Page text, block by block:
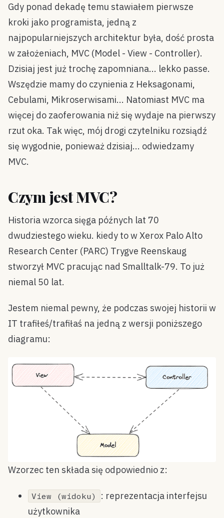
Gdy ponad dekadę temu stawiałem pierwsze
kroki jako programista, jedną z
najpopularniejszych architektur była, dość prosta
w założeniach, MVC (Model - View - Controller).
Dzisiaj jest już trochę zapomniana... lekko passe.
Wszędzie mamy do czynienia z Heksagonami,
Cebulami, Mikroserwisami... Natomiast MVC ma
więcej do zaoferowania niż się wydaje na pierwszy
rzut oka. Tak więc, mój drogi czytelniku rozsiądź
się wygodnie, ponieważ dzisiaj... odwiedzamy
MVC.
Czym jest MVC?
Historia wzorca sięga późnych lat 70
dwudziestego wieku. kiedy to w Xerox Palo Alto
Research Center (PARC) Trygve Reenskaug
stworzył MVC pracując nad Smalltalk-79. To już
niemal 50 lat.
Jestem niemal pewny, że podczas swojej historii w
IT trafiłeś/trafiłaś na jedną z wersji poniższego
diagramu:
Wzorzec ten składa się odpowiednio z:
View (widoku)
: reprezentacja interfejsu
użytkownika